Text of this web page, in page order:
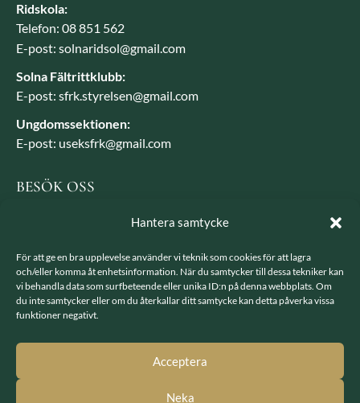
Hantera samtycke
För att ge en bra upplevelse använder vi teknik som cookies för att lagra
och/eller komma åt enhetsinformation. När du samtycker till dessa tekniker kan
vi behandla data som surfbeteende eller unika ID:n på denna webbplats. Om
du inte samtycker eller om du återkallar ditt samtycke kan detta påverka vissa
funktioner negativt.
Acceptera
Neka
Ridskola:
Telefon: 08 851 562
E-post: solnaridsol@gmail.com
Solna Fältrittklubb:
E-post: sfrk.styrelsen@gmail.com
Ungdomssektionen:
E-post: useksfrk@gmail.com
BESÖK OSS
Besöksadress: Järvavägen 7, 170 79 Solna
LÄNKAR
Integritetspolicy
GDPR - hantering av personuppgifter